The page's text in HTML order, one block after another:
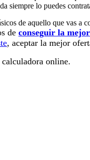
siempre lo puedes
de aquello que vas a
de conseguir la
, aceptar la mejor
online.